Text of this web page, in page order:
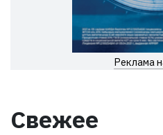
Реклама
Свежее